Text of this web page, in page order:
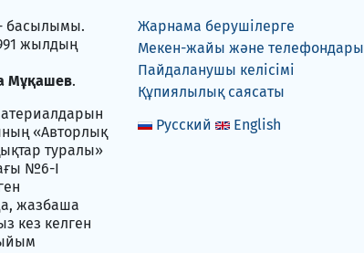
басылымы.
жылдың
Мұқашев.
«Авторлық
туралы»
№6-I
жазбаша
кез келген
Жарнама берушілерге
Мекен-жайы және телефондары
Пайдаланушы келісімі
Құпиялылық саясаты
Русский
English